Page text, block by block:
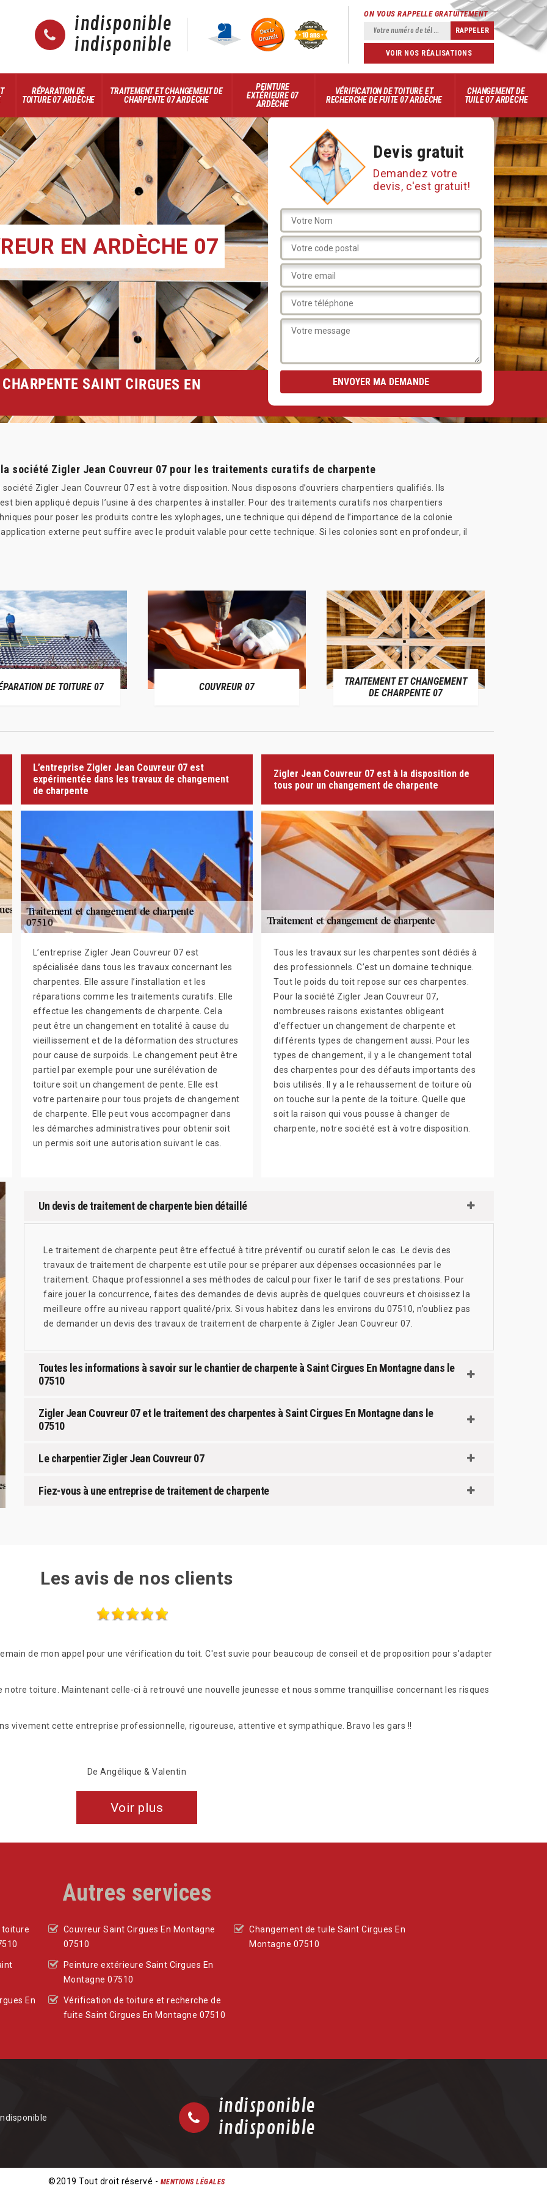
indisponible
indisponible
ON VOUS RAPPELLE GRATUITEMENT
VOIR NOS RÉALISATIONS
RÉPARATION DE
TOITURE 07 ARDÈCHE
TRAITEMENT ET CHANGEMENT DE
CHARPENTE 07 ARDÈCHE
PEINTURE
EXTÉRIEURE 07
ARDÈCHE
VÉRIFICATION DE TOITURE ET
RECHERCHE DE FUITE 07 ARDÈCHE
CHANGEMENT DE
TUILE 07 ARDÈCHE
EN ARDÈCHE 07
Devis gratuit
Demandez votre
devis, c'est gratuit!
SAINT CIRGUES EN
société Zigler Jean Couvreur 07 pour les traitements curatifs de charpente
Zigler Jean Couvreur 07 est à votre disposition. Nous disposons d’ouvriers charpentiers qualifiés. Ils
bien appliqué depuis l’usine à des charpentes à installer. Pour des traitements curatifs nos charpentiers
pour poser les produits contre les xylophages, une technique qui dépend de l’importance de la colonie
externe peut suffire avec le produit valable pour cette technique. Si les colonies sont en profondeur, il
DE TOITURE 07 COUVREUR 07
TRAITEMENT ET CHANGEMENT
DE CHARPENTE 07
L’entreprise Zigler Jean Couvreur 07 est
expérimentée dans les travaux de changement
de charpente
L’entreprise Zigler Jean Couvreur 07 est
spécialisée dans tous les travaux concernant les
charpentes. Elle assure l’installation et les
réparations comme les traitements curatifs. Elle
effectue les changements de charpente. Cela
peut être un changement en totalité à cause du
vieillissement et de la déformation des structures
pour cause de surpoids. Le changement peut être
partiel par exemple pour une surélévation de
toiture soit un changement de pente. Elle est
votre partenaire pour tous projets de changement
de charpente. Elle peut vous accompagner dans
les démarches administratives pour obtenir soit
un permis soit une autorisation suivant le cas.
Zigler Jean Couvreur 07 est à la disposition de
tous pour un changement de charpente
Tous les travaux sur les charpentes sont dédiés à
des professionnels. C’est un domaine technique.
Tout le poids du toit repose sur ces charpentes.
Pour la société Zigler Jean Couvreur 07,
nombreuses raisons existantes obligeant
d’effectuer un changement de charpente et
différents types de changement aussi. Pour les
types de changement, il y a le changement total
des charpentes pour des défauts importants des
bois utilisés. Il y a le rehaussement de toiture où
on touche sur la pente de la toiture. Quelle que
soit la raison qui vous pousse à changer de
charpente, notre société est à votre disposition.
Un devis de traitement de charpente bien détaillé
Le traitement de charpente peut être effectué à titre préventif ou curatif selon le cas. Le devis des
travaux de traitement de charpente est utile pour se préparer aux dépenses occasionnées par le
traitement. Chaque professionnel a ses méthodes de calcul pour fixer le tarif de ses prestations. Pour
faire jouer la concurrence, faites des demandes de devis auprès de quelques couvreurs et choisissez la
meilleure offre au niveau rapport qualité/prix. Si vous habitez dans les environs du 07510, n’oubliez pas
de demander un devis des travaux de traitement de charpente à Zigler Jean Couvreur 07.
Toutes les informations à savoir sur le chantier de charpente à Saint Cirgues En Montagne dans le
07510
Zigler Jean Couvreur 07 et le traitement des charpentes à Saint Cirgues En Montagne dans le
07510
Le charpentier Zigler Jean Couvreur 07
Fiez-vous à une entreprise de traitement de charpente
Les avis de nos clients
de mon appel pour une vérification du toit. C'est suvie pour beaucoup de conseil et de proposition pour s'adapter
toiture. Maintenant celle-ci à retrouvé une nouvelle jeunesse et nous somme tranquillise concernant les risques
vivement cette entreprise professionnelle, rigoureuse, attentive et sympathique. Bravo les gars !!
De Angélique & Valentin
Voir plus
Autres services
toiture
En
Couvreur Saint Cirgues En Montagne
07510
Peinture extérieure Saint Cirgues En
Montagne 07510
Vérification de toiture et recherche de
fuite Saint Cirgues En Montagne 07510
Changement de tuile Saint Cirgues En
Montagne 07510
indisponible
indisponible
©2019 Tout droit réservé - MENTIONS LÉGALES